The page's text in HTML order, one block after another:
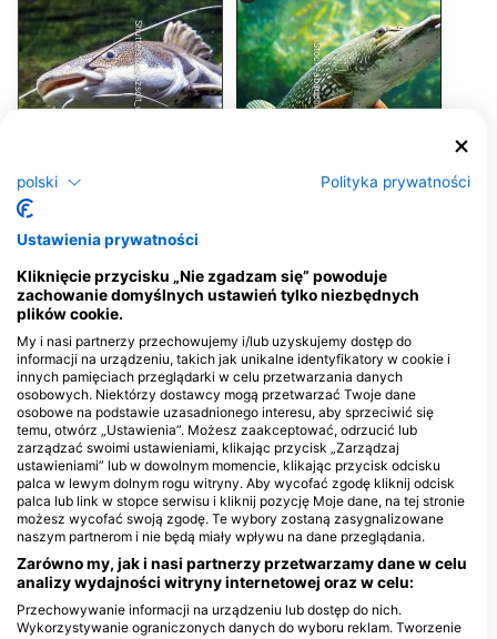
Shutterstock-zsolt_uveges
J F M A M J
iStock-abadonian
Centra nurkowe obsługujące to miejsce
nurkowe
ALEA Divers - centrum
potapeni,
www.ALEADIVERS.cz
Kamýcká 131/10, 16500 Praha 6 -
Suchdol, Republika Czeska
polski Polityka prywatności
Ustawienia prywatności
Kliknięcie przycisku „Nie zgadzam się” powoduje
zachowanie domyślnych ustawień tylko niezbędnych
plików cookie.
My i nasi partnerzy przechowujemy i/lub uzyskujemy dostęp do
informacji na urządzeniu, takich jak unikalne identyfikatory w cookie i
innych pamięciach przeglądarki w celu przetwarzania danych
osobowych. Niektórzy dostawcy mogą przetwarzać Twoje dane
osobowe na podstawie uzasadnionego interesu, aby sprzeciwić się
temu, otwórz „Ustawienia”. Możesz zaakceptować, odrzucić lub
zarządzać swoimi ustawieniami, klikając przycisk „Zarządzaj
ustawieniami” lub w dowolnym momencie, klikając przycisk odcisku
palca w lewym dolnym rogu witryny. Aby wycofać zgodę kliknij odcisk
palca lub link w stopce serwisu i kliknij pozycję Moje dane, na tej stronie
możesz wycofać swoją zgodę. Te wybory zostaną zasygnalizowane
naszym partnerom i nie będą miały wpływu na dane przeglądania.
Zarówno my, jak i nasi partnerzy przetwarzamy dane w celu
analizy wydajności witryny internetowej oraz w celu:
Przechowywanie informacji na urządzeniu lub dostęp do nich.
Wykorzystywanie ograniczonych danych do wyboru reklam. Tworzenie